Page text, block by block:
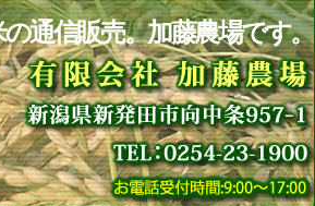
通信販売。加藤農場です。